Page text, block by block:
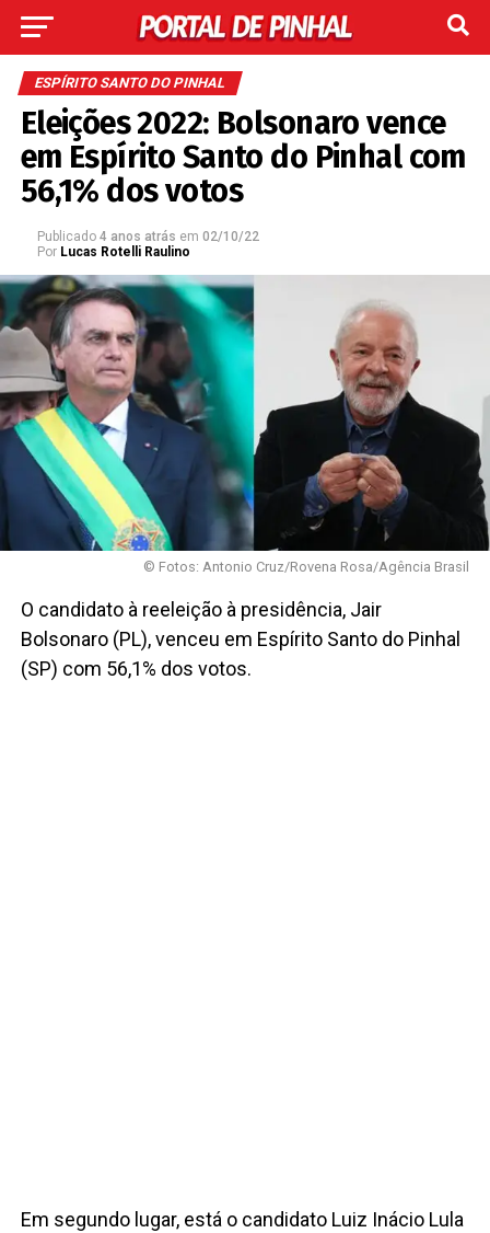
ESPÍRITO SANTO DO PINHAL
Eleições 2022: Bolsonaro vence
em Espírito Santo do Pinhal com
56,1% dos votos
Publicado 4 anos atrás em 02/10/22
Por Lucas Rotelli Raulino
© Fotos: Antonio Cruz/Rovena Rosa/Agência Brasil
O candidato à reeleição à presidência, Jair
Bolsonaro (PL), venceu em Espírito Santo do Pinhal
(SP) com 56,1% dos votos.
Em segundo lugar, está o candidato Luiz Inácio Lula